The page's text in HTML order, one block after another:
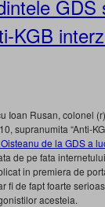
GDS
KGB
Ioan Rusan, colonel
supranumita “Anti-
de la GDS a
de pe fata
in premiera de
de fapt foarte
acesteia.